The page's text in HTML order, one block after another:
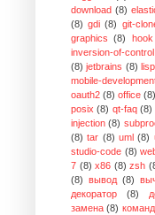
download (8)
(8) gdi (8) git-
graphics
(8) hook
inversion-of-control
(8) jetbrains (8) lisp
mobile-
oauth2 (8) office (8)
posix (8) qt-faq (8)
injection (8)
(8) tar (8) uml (8)
studio-code (8)
7 (8) x86 (8) zsh
(8) вывод (8)
декоратор
(8)
замена (8)